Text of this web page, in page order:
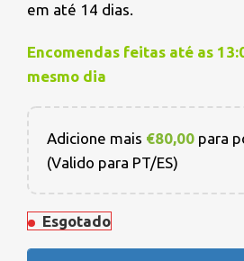
em até 14 dias.
Encomendas feitas até as
mesmo dia
Adicione mais €80,00 para
(Valido para PT/ES)
Esgotado